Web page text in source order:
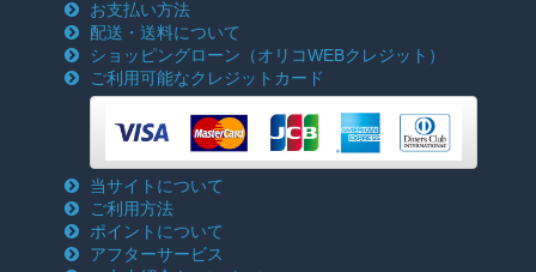
お支払い方法
配送・送料について
ショッピングローン （オリコWEBクレジット）
ご利用可能なクレジットカード
当サイトについて
ご利用方法
ポイントについて
アフターサービス